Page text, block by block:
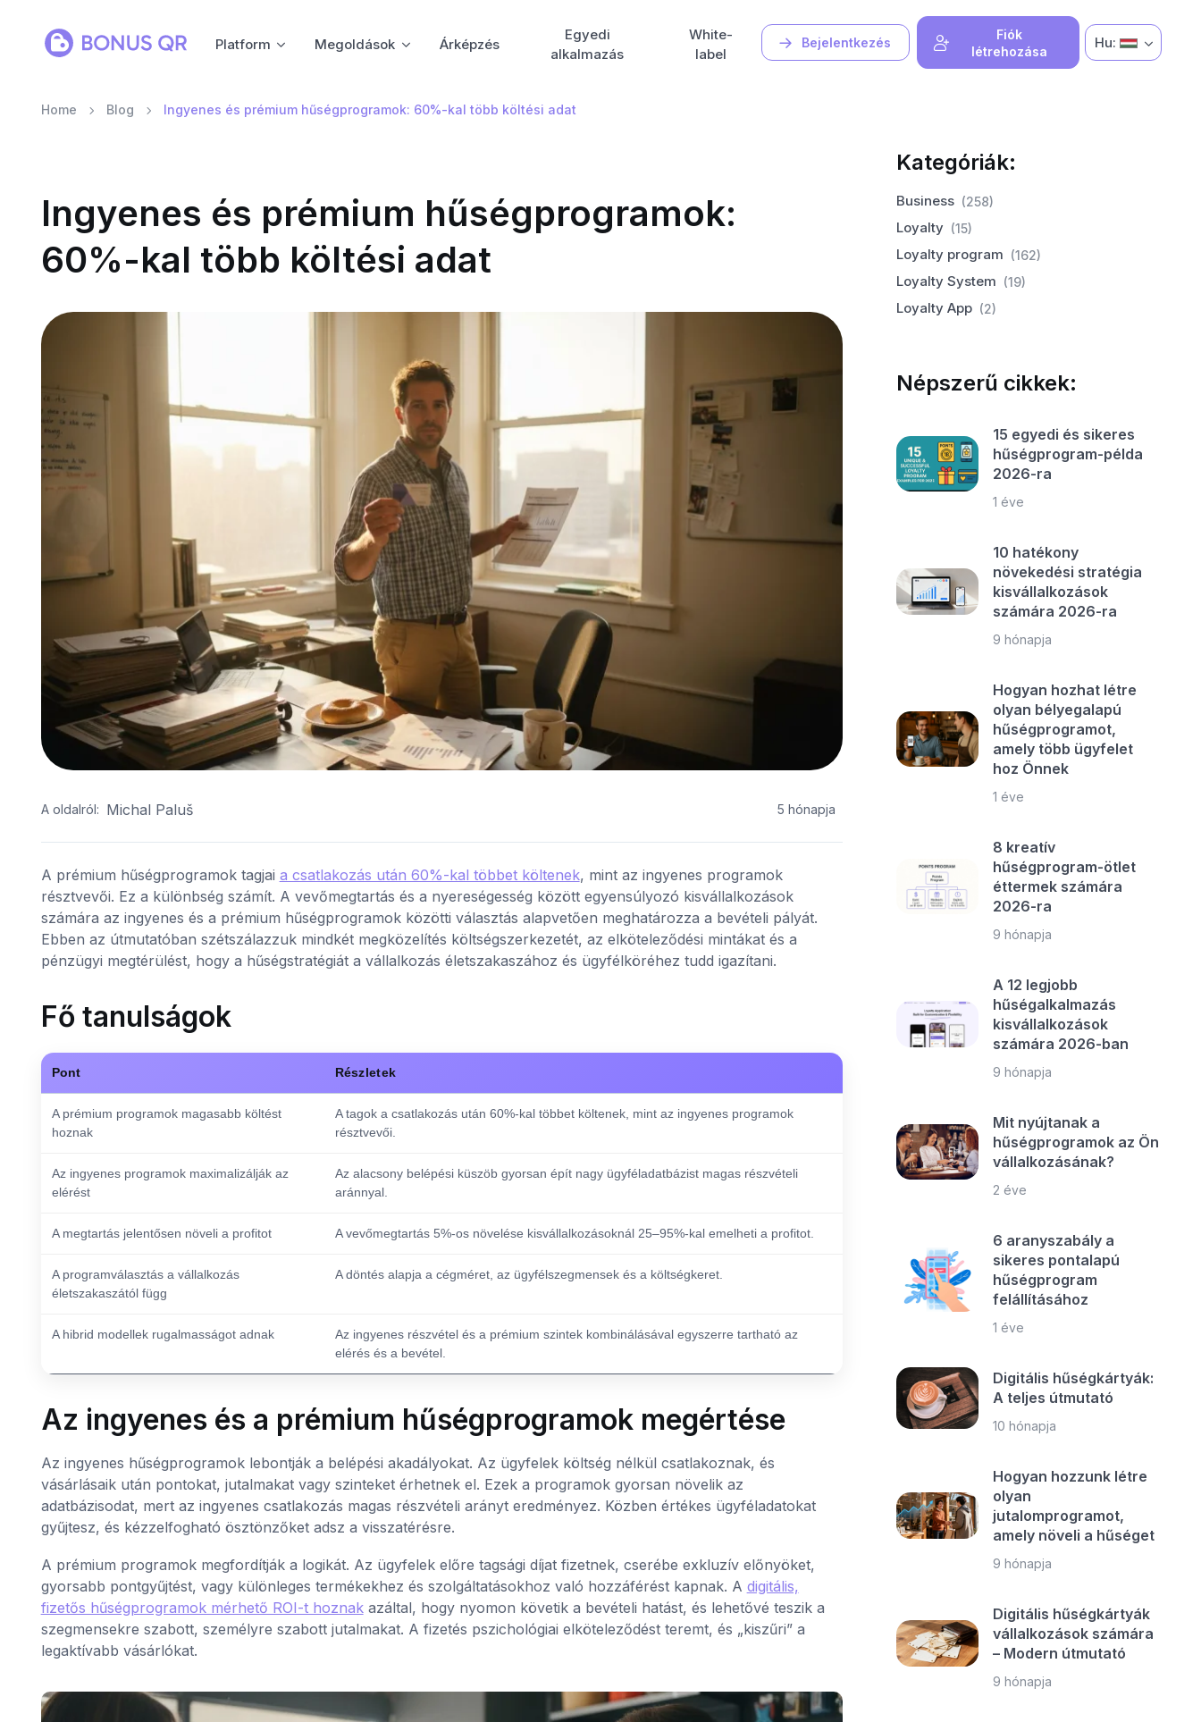
Bejelentkezés
Fiók
létrehozása
Platform Megoldások Árképzés
Egyedi
alkalmazás
White-
label
Hu:
Home Blog Ingyenes és prémium hűségprogramok: 60%-kal több költési adat
Ingyenes és prémium hűségprogramok:
60%-kal több költési adat
A oldalról: Michal Paluš 5 hónapja
A prémium hűségprogramok tagjai a csatlakozás után 60%-kal többet költenek, mint az ingyenes programok
résztvevői. Ez a különbség számít. A vevőmegtartás és a nyereségesség között egyensúlyozó kisvállalkozások
számára az ingyenes és a prémium hűségprogramok közötti választás alapvetően meghatározza a bevételi pályát.
Ebben az útmutatóban szétszálazzuk mindkét megközelítés költségszerkezetét, az elköteleződési mintákat és a
pénzügyi megtérülést, hogy a hűségstratégiát a vállalkozás életszakaszához és ügyfélköréhez tudd igazítani.
Fő tanulságok
Pont Részletek
A prémium programok magasabb költést
hoznak
A tagok a csatlakozás után 60%-kal többet költenek, mint az ingyenes programok
résztvevői.
Az ingyenes programok maximalizálják az
elérést
Az alacsony belépési küszöb gyorsan épít nagy ügyféladatbázist magas részvételi
aránnyal.
A megtartás jelentősen növeli a profitot A vevőmegtartás 5%-os növelése kisvállalkozásoknál 25–95%-kal emelheti a profitot.
A programválasztás a vállalkozás
életszakaszától függ
A döntés alapja a cégméret, az ügyfélszegmensek és a költségkeret.
A hibrid modellek rugalmasságot adnak
Az ingyenes részvétel és a prémium szintek kombinálásával egyszerre tartható az
elérés és a bevétel.
Az ingyenes és a prémium hűségprogramok megértése
Az ingyenes hűségprogramok lebontják a belépési akadályokat. Az ügyfelek költség nélkül csatlakoznak, és
vásárlásaik után pontokat, jutalmakat vagy szinteket érhetnek el. Ezek a programok gyorsan növelik az
adatbázisodat, mert az ingyenes csatlakozás magas részvételi arányt eredményez. Közben értékes ügyféladatokat
gyűjtesz, és kézzelfogható ösztönzőket adsz a visszatérésre.
A prémium programok megfordítják a logikát. Az ügyfelek előre tagsági díjat fizetnek, cserébe exkluzív előnyöket,
gyorsabb pontgyűjtést, vagy különleges termékekhez és szolgáltatásokhoz való hozzáférést kapnak. A digitális,
fizetős hűségprogramok mérhető ROI-t hoznakazáltal, hogy nyomon követik a bevételi hatást, és lehetővé teszik a
szegmensekre szabott, személyre szabott jutalmakat. A fizetés pszichológiai elköteleződést teremt, és „kiszűri” a
legaktívabb vásárlókat.
Kategóriák:
Business (258)
Loyalty (15)
Loyalty program (162)
Loyalty System (19)
Loyalty App (2)
Népszerű cikkek:
15 egyedi és sikeres
hűségprogram-példa
2026-ra
1 éve
10 hatékony
növekedési stratégia
kisvállalkozások
számára 2026-ra
9 hónapja
Hogyan hozhat létre
olyan bélyegalapú
hűségprogramot,
amely több ügyfelet
hoz Önnek
1 éve
8 kreatív
hűségprogram-ötlet
éttermek számára
2026-ra
9 hónapja
A 12 legjobb
hűségalkalmazás
kisvállalkozások
számára 2026-ban
9 hónapja
Mit nyújtanak a
hűségprogramok az Ön
vállalkozásának?
2 éve
6 aranyszabály a
sikeres pontalapú
hűségprogram
felállításához
1 éve
Digitális hűségkártyák:
A teljes útmutató
10 hónapja
Hogyan hozzunk létre
olyan
jutalomprogramot,
amely növeli a hűséget
9 hónapja
Digitális hűségkártyák
vállalkozások számára
– Modern útmutató
9 hónapja